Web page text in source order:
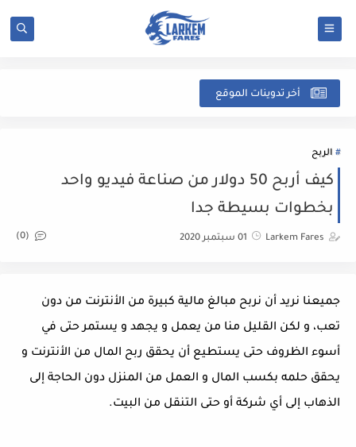
أخر تدوينات الموقع
الربح
كيف أربح 50 دولار من صناعة فيديو واحد
بخطوات بسيطة جدا
Larkem Fares 01 سبتمبر 2020 (0)
جميعنا نريد أن نربح مبالغ مالية كبيرة من الأنترنت من دون
تعب، و لكن القليل منا من يعمل و يجهد و يستمر حتى في
أسوء الظروف حتى يستطيع أن يحقق ربح المال من الأنترنت و
يحقق حلمه بكسب المال و العمل من المنزل دون الحاجة إلى
الذهاب إلى أي شركة أو حتى التنقل من البيت.